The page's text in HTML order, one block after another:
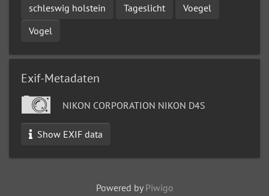
schleswig holstein
Tageslicht
Voegel
Vogel
Exif-Metadaten
NIKON CORPORATION NIKON D4S
Show EXIF data
Powered by Piwigo